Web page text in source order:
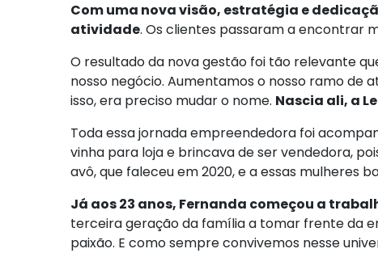
Com uma nova visão, estratégia e
atividade. Os clientes passaram a encontrar
O resultado da nova gestão foi tão relevante
nosso negócio. Aumentamos o nosso ramo de
isso, era preciso mudar o nome. Nascia ali, a
Toda essa jornada empreendedora foi
vinha para loja e brincava de ser vendedora,
avô, que faleceu em 2020, e a essas mulheres
Já aos 23 anos, Fernanda começou a
terceira geração da família a tomar frente da
paixão. E como sempre convivemos nesse